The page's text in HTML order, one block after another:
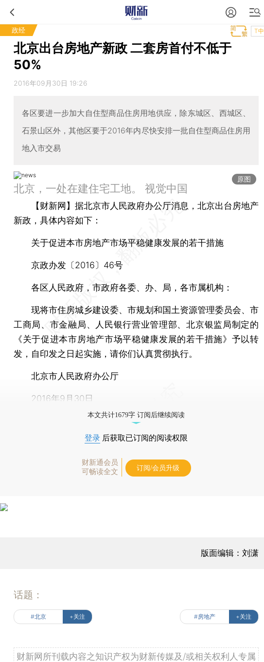
政经 T中
北京出台房地产新政 二套房首付不低于
50%
2016年09月30日 19:26
各区要进一步加大自住型商品住房用地供应，除东城区、西城区、
石景山区外，其他区要于2016年内尽快安排一批自住型商品住房用
地入市交易
原图
北京，一处在建住宅工地。 视觉中国
【财新网】 据北京市人民政府办公厅消息，北京出台房地产
新政，具体内容如下：
关于促进本市房地产市场平稳健康发展的若干措施
京政办发〔2016〕46号
各区人民政府，市政府各委、办、局，各市属机构：
现将市住房城乡建设委、市规划和国土资源管理委员会、市
工商局、市金融局、人民银行营业管理部、北京银监局制定的
《关于促进本市房地产市场平稳健康发展的若干措施》予以转
发，自印发之日起实施，请你们认真贯彻执行。
北京市人民政府办公厅
2016年9月30日
本文共计1679字 订阅后继续阅读
登录 后获取已订阅的阅读权限
财新通会员
可畅读全文
订阅/会员升级
版面编辑：刘潇
话题：
#北京 +关注 #房地产 +关注
财新网所刊载内容之知识产权为财新传媒及/或相关权利人专属